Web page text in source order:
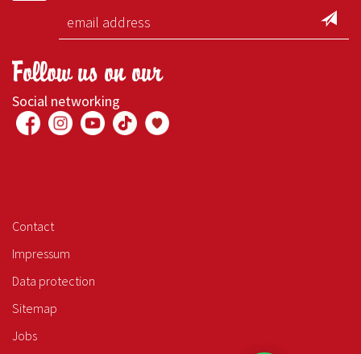
Follow us on our
Social networking
Contact
Impressum
Data protection
Sitemap
Jobs